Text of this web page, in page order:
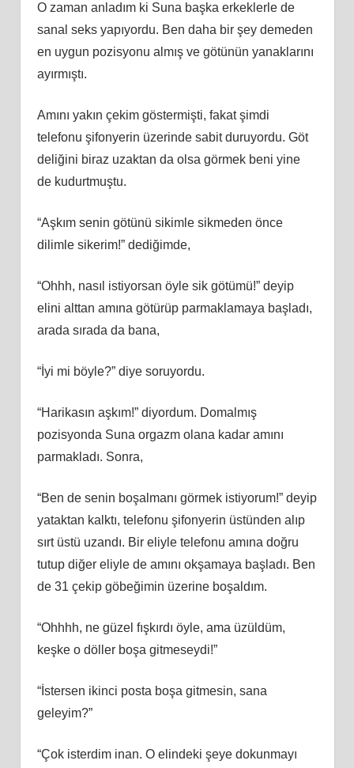
O zaman anladım ki Suna başka erkeklerle de
sanal seks yapıyordu. Ben daha bir şey demeden
en uygun pozisyonu almış ve götünün yanaklarını
ayırmıştı.
Amını yakın çekim göstermişti, fakat şimdi
telefonu şifonyerin üzerinde sabit duruyordu. Göt
deliğini biraz uzaktan da olsa görmek beni yine
de kudurtmuştu.
“Aşkım senin götünü sikimle sikmeden önce
dilimle sikerim!” dediğimde,
“Ohhh, nasıl istiyorsan öyle sik götümü!” deyip
elini alttan amına götürüp parmaklamaya başladı,
arada sırada da bana,
“İyi mi böyle?” diye soruyordu.
“Harikasın aşkım!” diyordum. Domalmış
pozisyonda Suna orgazm olana kadar amını
parmakladı. Sonra,
“Ben de senin boşalmanı görmek istiyorum!” deyip
yataktan kalktı, telefonu şifonyerin üstünden alıp
sırt üstü uzandı. Bir eliyle telefonu amına doğru
tutup diğer eliyle de amını okşamaya başladı. Ben
de 31 çekip göbeğimin üzerine boşaldım.
“Ohhhh, ne güzel fışkırdı öyle, ama üzüldüm,
keşke o döller boşa gitmeseydi!”
“İstersen ikinci posta boşa gitmesin, sana
geleyim?”
“Çok isterdim inan. O elindeki şeye dokunmayı